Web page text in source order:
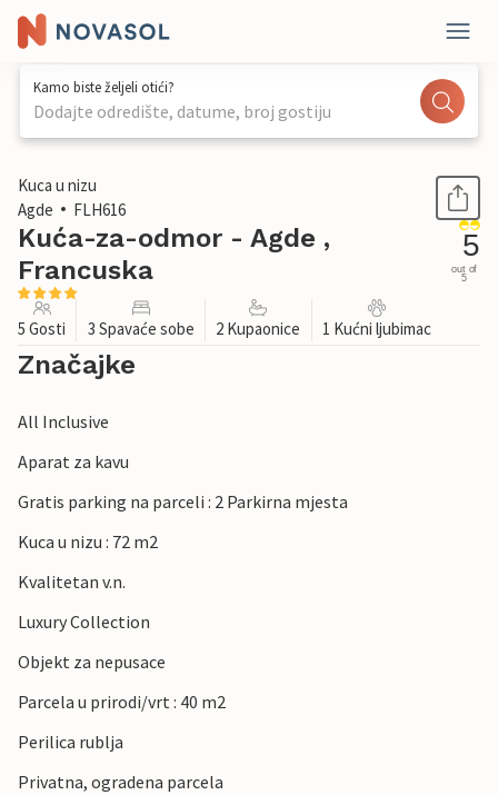
Kamo biste željeli otići?
Dodajte odredište, datume, broj gostiju
1 / 17
Kuca u nizu
Agde
FLH616
Kuća-za-odmor - Agde ,
Francuska
5
out of
5
5 Gosti 3 Spavaće sobe 2 Kupaonice 1 Kućni ljubimac
Značajke
All Inclusive
Aparat za kavu
Gratis parking na parceli : 2 Parkirna mjesta
Kuca u nizu : 72 m2
Kvalitetan v.n.
Luxury Collection
Objekt za nepusace
Parcela u prirodi/vrt : 40 m2
Perilica rublja
Privatna, ogradena parcela